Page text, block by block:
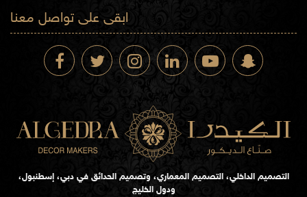
ابقى على تواصل معنا
التصميم الداخلي، التصميم المعماري، وتصميم الحدائق في دبي، إسطنبول،
ودول الخليج